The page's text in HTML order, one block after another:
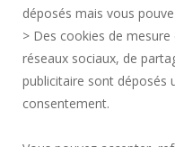
DOY MI OPINIÓN
ACCESIBILIDAD: NO
déposés mais vous
> Des cookies de
réseaux sociaux, de
publicitaire sont déposés
consentement.